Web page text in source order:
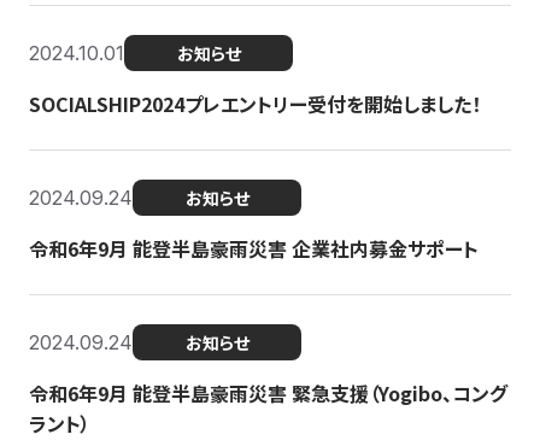
2024.10.01 お知らせ
SOCIALSHIP2024プレエントリー受付を開始しました！
2024.09.24 お知らせ
令和6年9月 能登半島豪雨災害 企業社内募金サポート
2024.09.24 お知らせ
令和6年9月 能登半島豪雨災害 緊急支援（Yogibo、コング
ラント）